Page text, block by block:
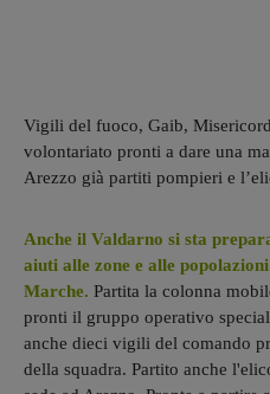
Vigili del fuoco, Gaib,
volontariato pronti a dare una
Arezzo già partiti pompieri e
Anche il Valdarno si sta
aiuti alle zone e alle
Marche. Partita la colonna
pronti il gruppo operativo
anche dieci vigili del comando
della squadra. Partito anche